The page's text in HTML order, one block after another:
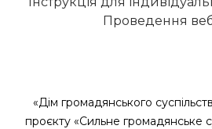
Проведення
«Дім громадянського
проєкту «Сильне громадянське